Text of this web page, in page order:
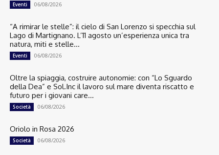
Eventi 06/08/2026
“A rimirar le stelle”: il cielo di San Lorenzo si specchia sul
Lago di Martignano. L’11 agosto un’esperienza unica tra
natura, miti e stelle...
Eventi 06/08/2026
Oltre la spiaggia, costruire autonomie: con “Lo Sguardo
della Dea” e Sol.Inc il lavoro sul mare diventa riscatto e
futuro per i giovani care...
Società 06/08/2026
Oriolo in Rosa 2026
Società 06/08/2026